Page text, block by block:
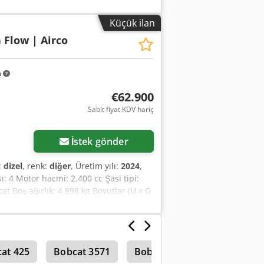
yılı: 2021 * 42 çalışma saati *
kumanda * Tek elle kullanım *
Küçük ilan
Flow | Airco
€62.900
Sabit fiyat KDV hariç
İstek gönder
dizel, renk: diğer, Üretim yılı: 2024,
4 Motor hacmi: 2.400 cc Şasi tipi:
Boş ağırlık: 4.898 kg Boyutlar (U x G
evet Durum Teknik durum: çok
lambası/ları - Bom süspansiyonu -
- İki hız = Notlar = Aktarma organı
Durum CE tipi: CE Hidrolik hızlı
koltuk
425 Bobcat 3571 Bobcat 334